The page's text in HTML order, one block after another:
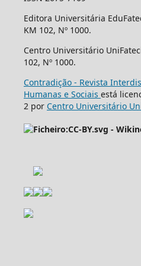
Editora Universitária
KM 102, Nº 1000.
Centro Universitário
102, Nº 1000.
Contradição - Revista
Humanas e Sociais está
2 por Centro Universitário